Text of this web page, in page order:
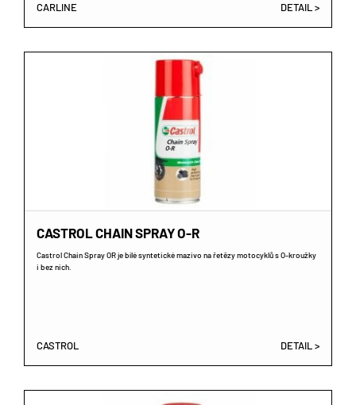
CARLINE DETAIL >
CASTROL CHAIN SPRAY O-R
Castrol Chain Spray OR je bílé syntetické mazivo na řetězy motocyklů s O-kroužky
i bez nich.
CASTROL DETAIL >